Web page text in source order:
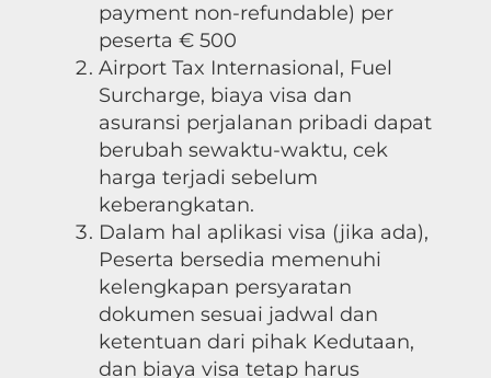
payment non-refundable) per
peserta € 500
Airport Tax Internasional, Fuel
Surcharge, biaya visa dan
asuransi perjalanan pribadi dapat
berubah sewaktu-waktu, cek
harga terjadi sebelum
keberangkatan.
Dalam hal aplikasi visa (jika ada),
Peserta bersedia memenuhi
kelengkapan persyaratan
dokumen sesuai jadwal dan
ketentuan dari pihak Kedutaan,
dan biaya visa tetap harus